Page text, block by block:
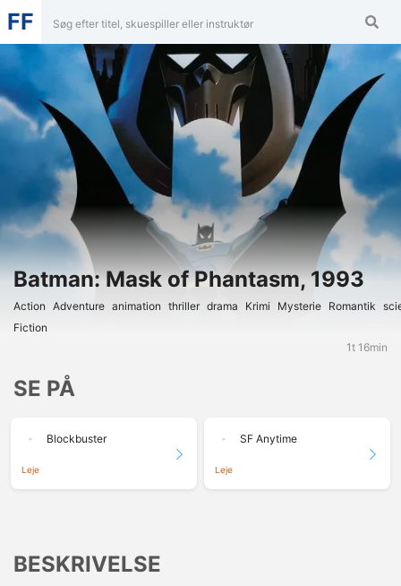
FF
Batman: Mask of Phantasm, 1993
Action Adventure Animation Thriller Drama Krimi Mysterie Romantik
Fiction
1t 16min
SE PÅ
Blockbuster
Leje
SF Anytime
Leje
BESKRIVELSE